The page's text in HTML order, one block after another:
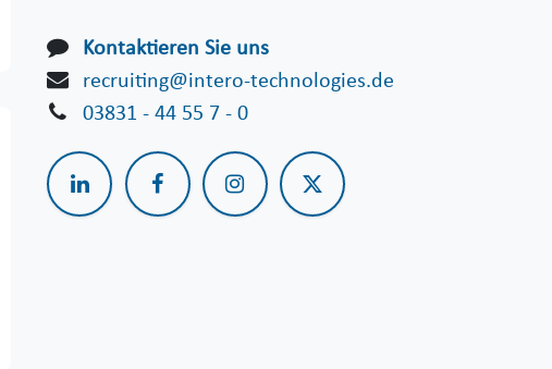
Kontaktieren Sie uns
recruiting@intero-technologies.de
03831 - 44 55 7 - 0